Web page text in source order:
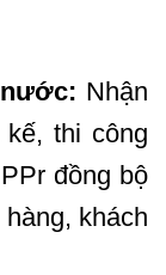
Nhận
thi công
đồng bộ
khách